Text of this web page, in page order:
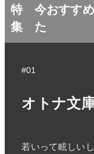
特
集
今おすす
た
#01
オトナ文
若いって眩しい